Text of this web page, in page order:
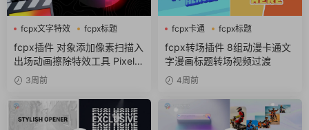
fcpx文字特效
fcpx标题
像素
fcpx插件 对象添加像素扫描入
出场动画擦除特效工具 Pixel S
can3周前
fcpx卡通
fcpx标题
fcpx转场
fcpx转场插件 8组动漫卡通文
字漫画标题转场视频过渡
4周前